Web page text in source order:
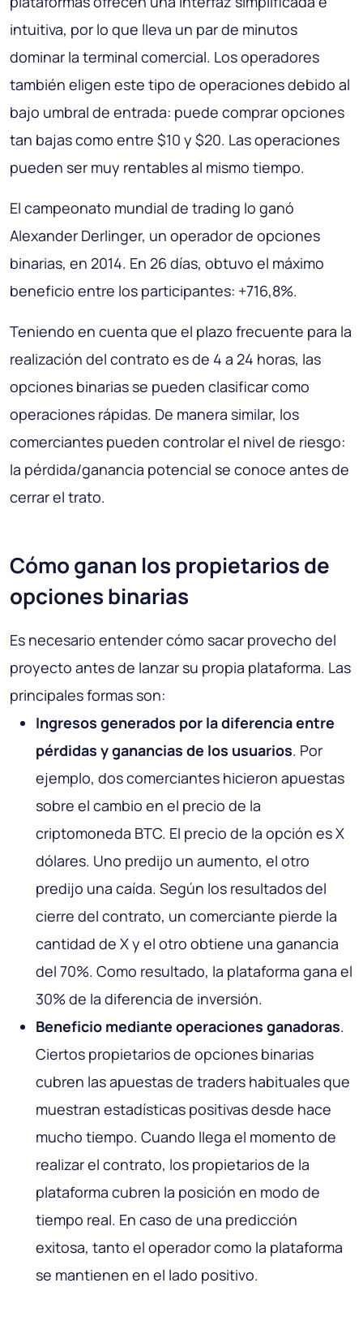
intuitiva, por lo que lleva un par de minutos
dominar la terminal comercial. Los operadores
también eligen este tipo de operaciones debido al
bajo umbral de entrada: puede comprar opciones
tan bajas como entre $10 y $20. Las operaciones
pueden ser muy rentables al mismo tiempo.
El campeonato mundial de trading lo ganó
Alexander Derlinger, un operador de opciones
binarias, en 2014. En 26 días, obtuvo el máximo
beneficio entre los participantes: +716,8%.
Teniendo en cuenta que el plazo frecuente para la
realización del contrato es de 4 a 24 horas, las
opciones binarias se pueden clasificar como
operaciones rápidas. De manera similar, los
comerciantes pueden controlar el nivel de riesgo:
la pérdida/ganancia potencial se conoce antes de
cerrar el trato.
Cómo ganan los propietarios de
opciones binarias
Es necesario entender cómo sacar provecho del
proyecto antes de lanzar su propia plataforma. Las
principales formas son:
Ingresos generados por la diferencia entre
pérdidas y ganancias de los usuarios. Por
ejemplo, dos comerciantes hicieron apuestas
sobre el cambio en el precio de la
criptomoneda BTC. El precio de la opción es X
dólares. Uno predijo un aumento, el otro
predijo una caída. Según los resultados del
cierre del contrato, un comerciante pierde la
cantidad de X y el otro obtiene una ganancia
del 70%. Como resultado, la plataforma gana el
30% de la diferencia de inversión.
Beneficio mediante operaciones ganadoras.
Ciertos propietarios de opciones binarias
cubren las apuestas de traders habituales que
muestran estadísticas positivas desde hace
mucho tiempo. Cuando llega el momento de
realizar el contrato, los propietarios de la
plataforma cubren la posición en modo de
tiempo real. En caso de una predicción
exitosa, tanto el operador como la plataforma
se mantienen en el lado positivo.